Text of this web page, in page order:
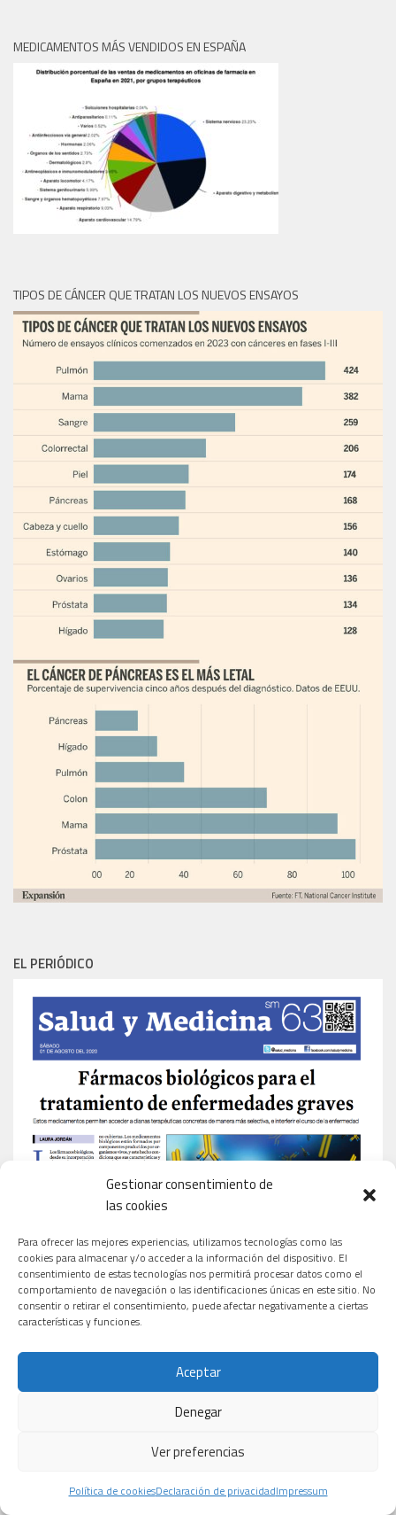
Gestionar consentimiento de
las cookies
Para ofrecer las mejores experiencias, utilizamos tecnologías como las
cookies para almacenar y/o acceder a la información del dispositivo. El
consentimiento de estas tecnologías nos permitirá procesar datos como el
comportamiento de navegación o las identificaciones únicas en este sitio. No
consentir o retirar el consentimiento, puede afectar negativamente a ciertas
características y funciones.
Aceptar
Denegar
Ver preferencias
Política de cookiesDeclaración de privacidadImpressum
MEDICAMENTOS MÁS VENDIDOS EN ESPAÑA
TIPOS DE CÁNCER QUE TRATAN LOS NUEVOS ENSAYOS
EL PERIÓDICO